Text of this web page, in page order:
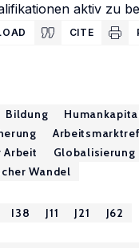
aktiv zu
CITE
Bildung
Arbeit
Globalisierung
Wandel
I38 J11 J21 J62